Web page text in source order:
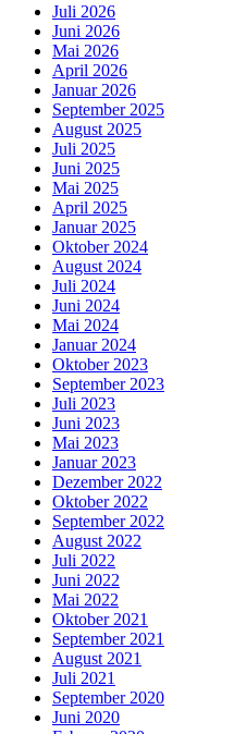
Juli 2026
Juni 2026
Mai 2026
April 2026
Januar 2026
September 2025
August 2025
Juli 2025
Juni 2025
Mai 2025
April 2025
Januar 2025
Oktober 2024
August 2024
Juli 2024
Juni 2024
Mai 2024
Januar 2024
Oktober 2023
September 2023
Juli 2023
Juni 2023
Mai 2023
Januar 2023
Dezember 2022
Oktober 2022
September 2022
August 2022
Juli 2022
Juni 2022
Mai 2022
Oktober 2021
September 2021
August 2021
Juli 2021
September 2020
Juni 2020